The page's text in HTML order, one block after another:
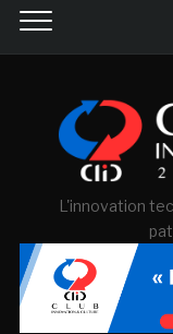
L'innovation